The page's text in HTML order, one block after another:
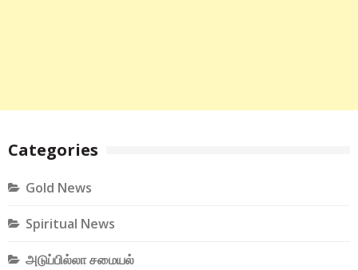
Categories
Gold News
Spiritual News
அடுப்பில்லா சமையல்